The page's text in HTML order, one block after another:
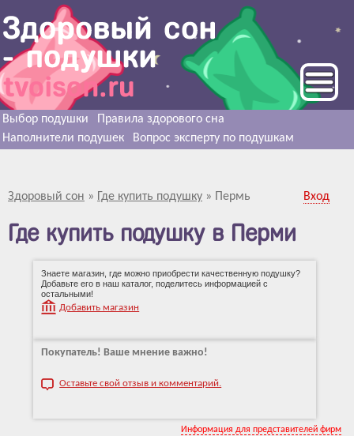
Выбор подушки
Правила здорового сна
Наполнители подушек
Вопрос эксперту по подушкам
Здоровый сон » Где купить подушку » Пермь Вход
Где купить подушку в Перми
Знаете магазин, где можно приобрести качественную подушку?
Добавьте его в наш каталог, поделитесь информацией с
остальными!
Добавить магазин
Покупатель! Ваше мнение важно!
Оставьте свой отзыв и комментарий.
Информация для представителей фирм